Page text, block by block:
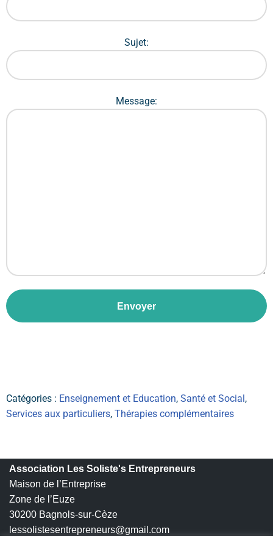
Sujet:
Message:
Envoyer
Catégories : Enseignement et Education, Santé et Social,
Services aux particuliers, Thérapies complémentaires
Association Les Soliste's Entrepreneurs
Maison de l’Entreprise
Zone de l’Euze
30200 Bagnols-sur-Cèze
lessolistesentrepreneurs@gmail.com